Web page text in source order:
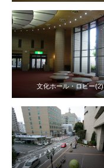
文化ホール・ロビー(2)